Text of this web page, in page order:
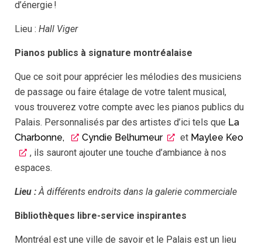
d’énergie !
Lieu : Hall Viger
Pianos publics à signature montréalaise
Que ce soit pour apprécier les mélodies des musiciens
de passage ou faire étalage de votre talent musical,
vous trouverez votre compte avec les pianos publics du
Palais. Personnalisés par des artistes d’ici tels que La
Charbonne,
Cyndie Belhumeur et Maylee Keo
, ils sauront ajouter une touche d’ambiance à nos
espaces.
Lieu :À différents endroits dans la galerie commerciale
Bibliothèques libre-service inspirantes
Montréal est une ville de savoir et le Palais est un lieu